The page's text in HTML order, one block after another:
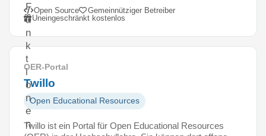
F
u
n
k
t
i
o
n
e
n
Open Source
Gemeinnütziger Betreiber
Uneingeschränkt kostenlos
OER-Portal
Twillo
Open Educational Resources
Twillo ist ein Portal für Open Educational Resources